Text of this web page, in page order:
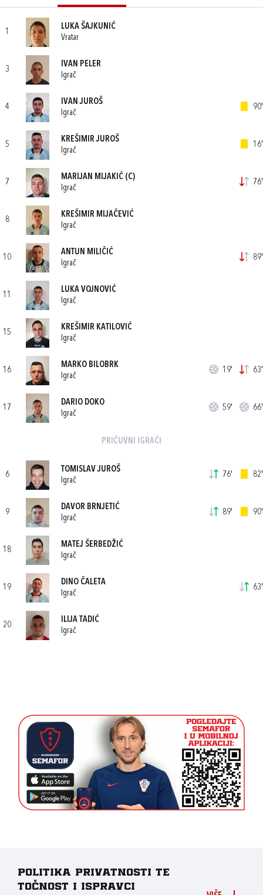
1
LUKA ŠAJKUNIĆ
Vratar
3
IVAN PELER
Igrač
4
IVAN JUROŠ
Igrač
90'
5
KREŠIMIR JUROŠ
Igrač
16'
7
MARIJAN MIJAKIĆ (C)
Igrač
76'
8
KREŠIMIR MIJAČEVIĆ
Igrač
10
ANTUN MILIČIĆ
Igrač
89'
11
LUKA VOJNOVIĆ
Igrač
15
KREŠIMIR KATILOVIĆ
Igrač
16
MARKO BILOBRK
Igrač
19' 63'
17
DARIO DOKO
Igrač
59' 66'
PRIČUVNI IGRAČI
6
TOMISLAV JUROŠ
Igrač
76' 82'
9
DAVOR BRNJETIĆ
Igrač
89' 90'
18
MATEJ ŠERBEDŽIĆ
Igrač
19
DINO ČALETA
Igrač
63'
20
ILIJA TADIĆ
Igrač
Politika privatnosti te
točnost i ispravci